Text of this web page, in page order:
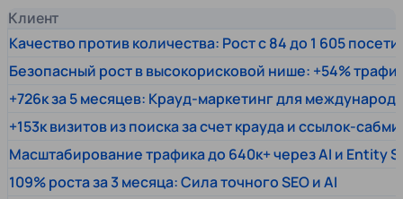
Клиент
Качество против количества: Рост с 84 до 1 605
Безопасный рост в высокорисковой нише: +54%
+726к за 5 месяцев: Крауд-маркетинг для
+153к визитов из поиска за счет крауда и ссылок-
Масштабирование трафика до 640к+ через AI и Entity
109% роста за 3 месяца: Сила точного SEO и AI